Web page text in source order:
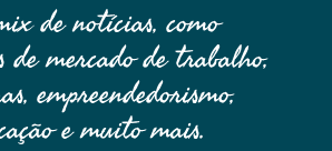
de notícias, como
de mercado de trabalho,
empreendedorismo,
e muito mais.